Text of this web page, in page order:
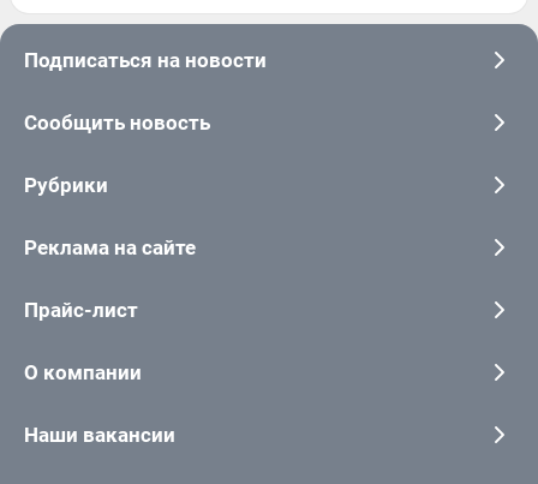
Подписаться на новости
Сообщить новость
Рубрики
Реклама на сайте
Прайс-лист
О компании
Наши вакансии